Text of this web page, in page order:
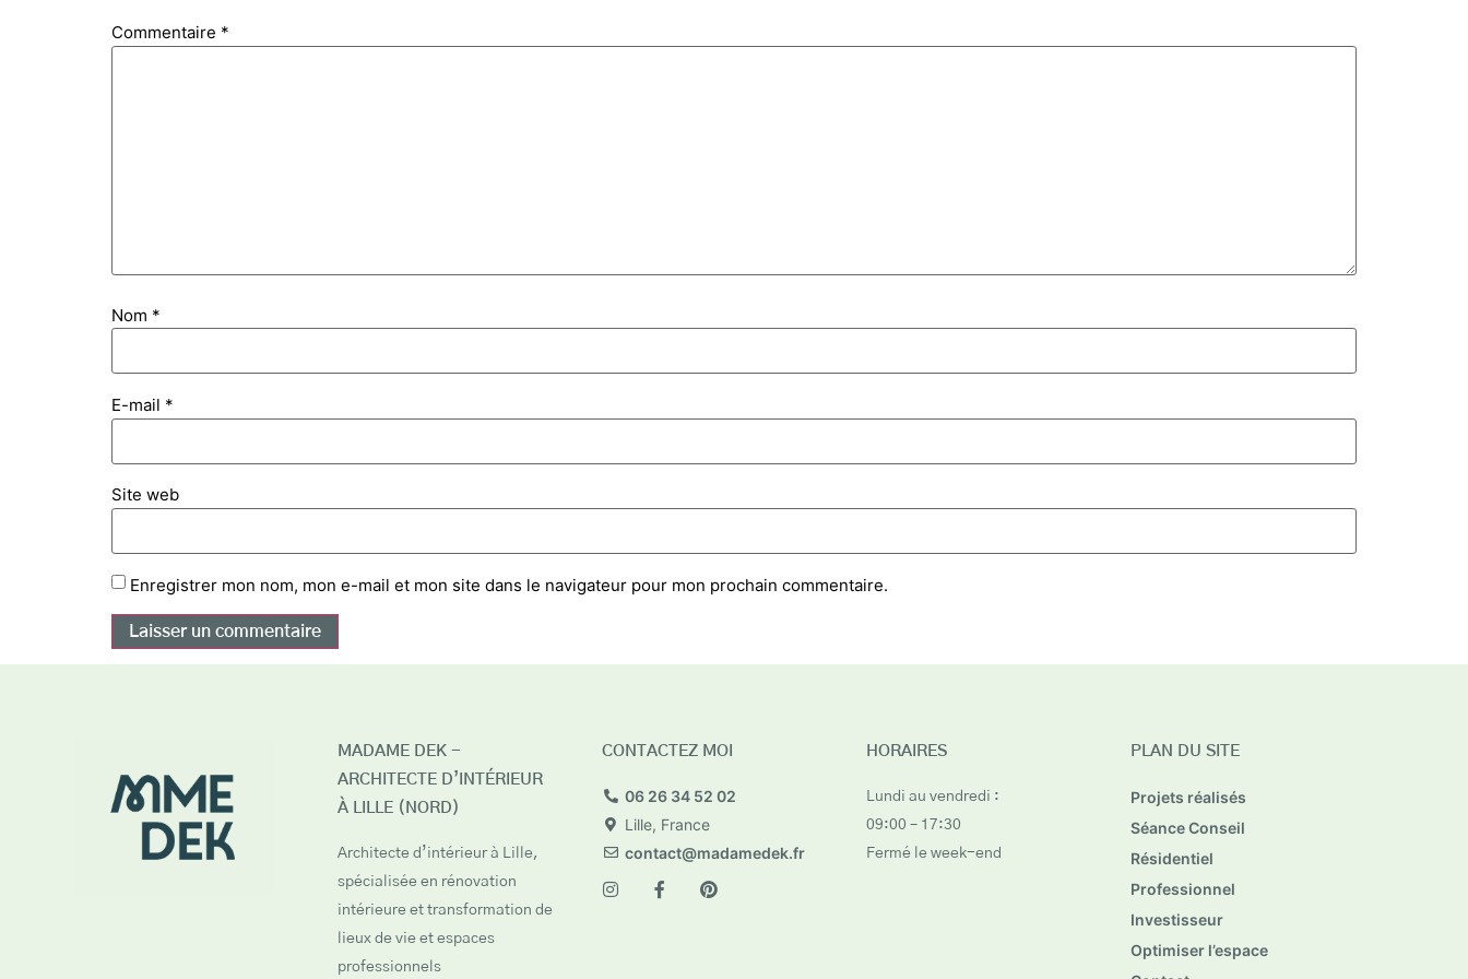
Commentaire *
Nom *
E-mail *
Site web
Enregistrer mon nom, mon e-mail et mon site dans le navigateur pour mon prochain commentaire.
MADAME DEK -
ARCHITECTE D’INTÉRIEUR
À LILLE (NORD)
Architecte d’intérieur à Lille,
spécialisée en rénovation
intérieure et transformation de
lieux de vie et espaces
professionnels
CONTACTEZ MOI
06 26 34 52 02
Lille, France
contact@madamedek.fr
HORAIRES
Lundi au vendredi :
09:00 – 17:30
Fermé le week-end
PLAN DU SITE
Projets réalisés
Séance Conseil
Résidentiel
Professionnel
Investisseur
Optimiser l’espace